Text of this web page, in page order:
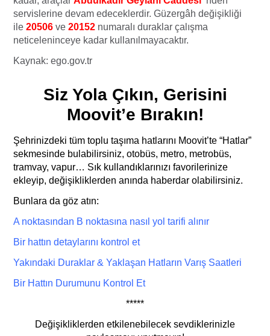
servislerine devam edeceklerdir. Güzergâh değişikliği
ile 20506 ve 20152 numaralı duraklar çalışma
neticeleninceye kadar kullanılmayacaktır.
Kaynak: ego.gov.tr
Siz Yola Çıkın, Gerisini
Moovit’e Bırakın!
Şehrinizdeki tüm toplu taşıma hatlarını Moovit’te “Hatlar”
sekmesinde bulabilirsiniz, otobüs, metro, metrobüs,
tramvay, vapur… Sık kullandıklarınızı favorilerinize
ekleyip, değişikliklerden anında haberdar olabilirsiniz.
Bunlara da göz atın:
A noktasından B noktasına nasıl yol tarifi alınır
Bir hattın detaylarını kontrol et
Yakındaki Duraklar & Yaklaşan Hatların Varış Saatleri
Bir Hattın Durumunu Kontrol Et
*****
Değişikliklerden etkilenebilecek sevdiklerinizle